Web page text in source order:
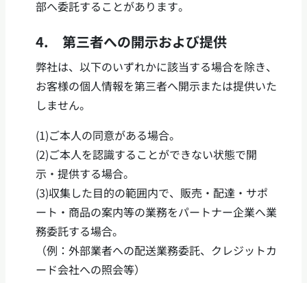
部へ委託することがあります。
4. 第三者への開示および提供
弊社は、以下のいずれかに該当する場合を除き、
お客様の個人情報を第三者へ開示または提供いた
しません。
(1)ご本人の同意がある場合。
(2)ご本人を認識することができない状態で開
示・提供する場合。
(3)収集した目的の範囲内で、販売・配達・サポ
ート・商品の案内等の業務をパートナー企業へ業
務委託する場合。
（例：外部業者への配送業務委託、クレジットカ
ード会社への照会等）